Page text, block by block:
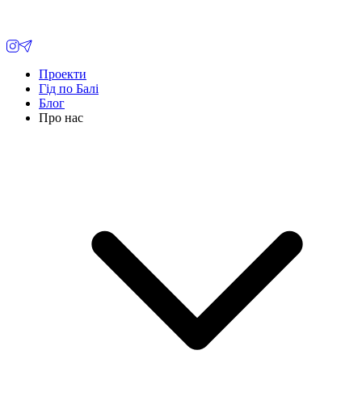
Проекти
Гід по Балі
Блог
Про нас